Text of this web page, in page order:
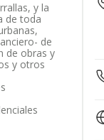
y la
de toda
de
de obras y
y otros